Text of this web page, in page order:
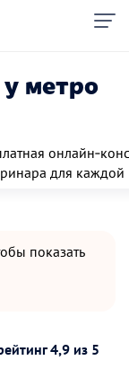
метро
для
показать
4,9 из 5